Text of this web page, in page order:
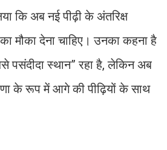
कि अब नई पीढ़ी के अंतरिक्ष
मौका देना चाहिए। उनका कहना है
पसंदीदा स्थान” रहा है, लेकिन अब
के रूप में आगे की पीढ़ियों के साथ